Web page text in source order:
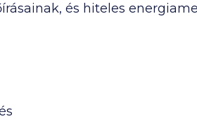
és hiteles